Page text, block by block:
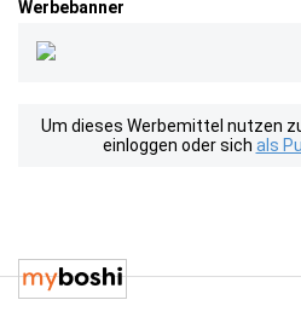
Werbebanner
Um dieses Werbemittel nutzen
einloggen oder sich als